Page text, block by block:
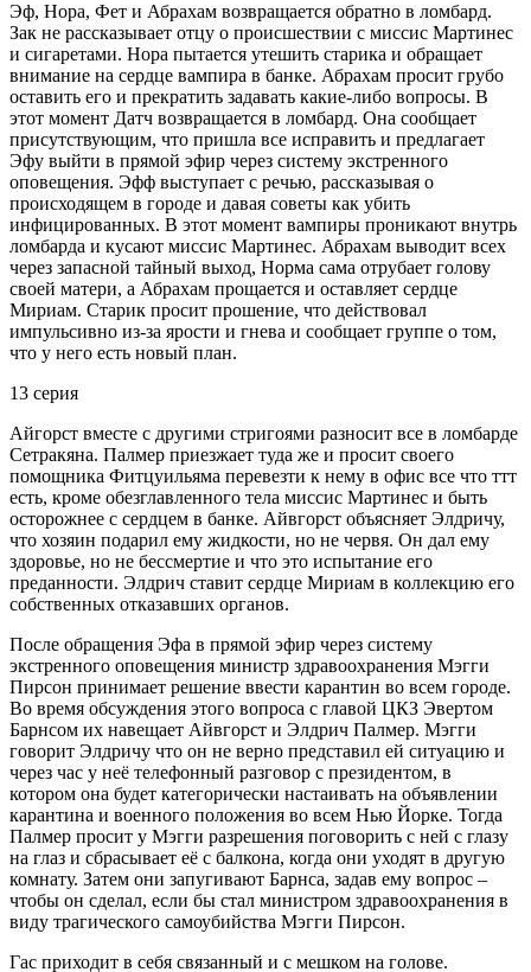
Эф, Нора, Фет и Абрахам возвращается обратно в ломбард.
Зак не рассказывает отцу о происшествии с миссис Мартинес
и сигаретами. Нора пытается утешить старика и обращает
внимание на сердце вампира в банке. Абрахам просит грубо
оставить его и прекратить задавать какие-либо вопросы. В
этот момент Датч возвращается в ломбард. Она сообщает
присутствующим, что пришла все исправить и предлагает
Эфу выйти в прямой эфир через систему экстренного
оповещения. Эфф выступает с речью, рассказывая о
происходящем в городе и давая советы как убить
инфицированных. В этот момент вампиры проникают внутрь
ломбарда и кусают миссис Мартинес. Абрахам выводит всех
через запасной тайный выход, Норма сама отрубает голову
своей матери, а Абрахам прощается и оставляет сердце
Мириам. Старик просит прошение, что действовал
импульсивно из-за ярости и гнева и сообщает группе о том,
что у него есть новый план.
13 серия
Айгорст вместе с другими стригоями разносит все в ломбарде
Сетракяна. Палмер приезжает туда же и просит своего
помощника Фитцуильяма перевезти к нему в офис все что ттт
есть, кроме обезглавленного тела миссис Мартинес и быть
осторожнее с сердцем в банке. Айвгорст объясняет Элдричу,
что хозяин подарил ему жидкости, но не червя. Он дал ему
здоровье, но не бессмертие и что это испытание его
преданности. Элдрич ставит сердце Мириам в коллекцию его
собственных отказавших органов.
После обращения Эфа в прямой эфир через систему
экстренного оповещения министр здравоохранения Мэгги
Пирсон принимает решение ввести карантин во всем городе.
Во время обсуждения этого вопроса с главой ЦКЗ Эвертом
Барнсом их навещает Айвгорст и Элдрич Палмер. Мэгги
говорит Элдричу что он не верно представил ей ситуацию и
через час у неё телефонный разговор с президентом, в
котором она будет категорически настаивать на объявлении
карантина и военного положения во всем Нью Йорке. Тогда
Палмер просит у Мэгги разрешения поговорить с ней с глазу
на глаз и сбрасывает её с балкона, когда они уходят в другую
комнату. Затем они запугивают Барнса, задав ему вопрос –
чтобы он сделал, если бы стал министром здравоохранения в
виду трагического самоубийства Мэгги Пирсон.
Гас приходит в себя связанный и с мешком на голове.